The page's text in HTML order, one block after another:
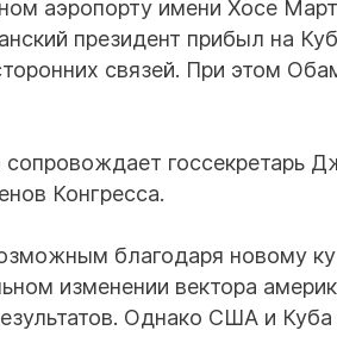
аэропорту имени Хосе
президент прибыл на
связей. При этом
сопровождает госсекретарь
Конгресса.
благодаря новому
изменении вектора
Однако США и Куба